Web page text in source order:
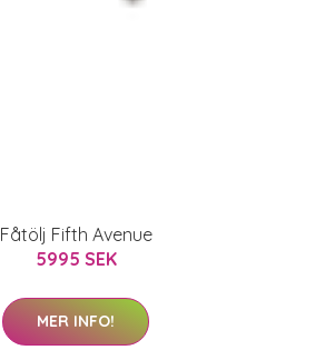
Fåtölj Fifth Avenue
5995 SEK
MER INFO!